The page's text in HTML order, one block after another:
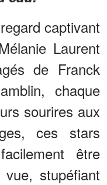
captivant
Laurent
de Franck
chaque
sourires aux
ces stars
être
stupéfiant